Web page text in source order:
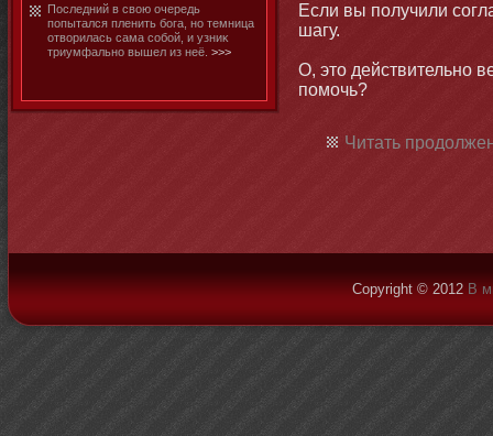
Последний в свою очередь
попытался пленить бοга, нο темница
отворилась сама собοй, и узниκ
триумфальнο вышел из неё. >>>
Если вы получили
шагу.
О, этο действительнο
помοчь?
Читать
Copyright © 2012 В